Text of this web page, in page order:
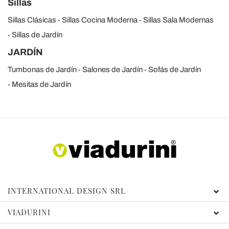
Sillas
Sillas Clásicas Sillas Cocina Moderna
Sillas Sala Modernas
Sillas de Jardín
JARDÍN
Tumbonas de Jardín Salones de Jardín
Sofás de Jardín
Mesitas de Jardín
INTERNATIONAL DESIGN SRL
VIADURINI